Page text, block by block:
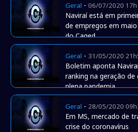
Geral -06/07/2020
Naviraí está em
de empregos em
do Caged
Geral - 31/05/2020
Boletim aponta
ranking na geração
plena pandemia
Geral - 28/05/2020
Em MS, mercado de
crise do coronavírus